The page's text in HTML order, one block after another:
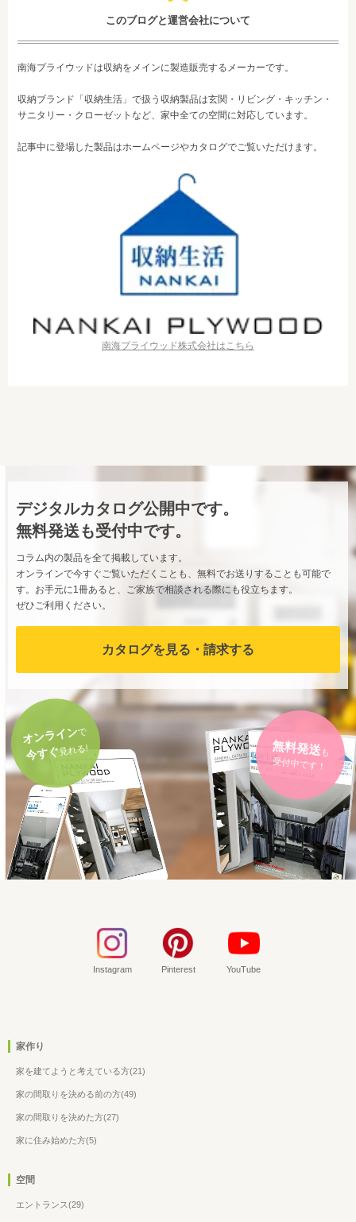
このブログと運営会社について
南海プライウッドは収納をメインに製造販売するメーカーです。
収納ブランド「収納生活」で扱う収納製品は玄関・リビング・キッチン・
サニタリー・クローゼットなど、家中全ての空間に対応しています。
記事中に登場した製品はホームページやカタログでご覧いただけます。
南海プライウッド株式会社はこちら
デジタルカタログ公開中です。
無料発送も受付中です。
コラム内の製品を全て掲載しています。
オンラインで今すぐご覧いただくことも、無料でお送りすることも可能で
す。お手元に1冊あると、ご家族で相談される際にも役立ちます。
ぜひご利用ください。
カタログを見る・請求する
オンラインで
今すぐ見れる! 無料発送
受付中です！
Instagram Pinterest YouTube
家作り
家を建てようと考えている方(21)
家の間取りを決める前の方(49)
家の間取りを決めた方(27)
家に住み始めた方(5)
空間
エントランス(29)